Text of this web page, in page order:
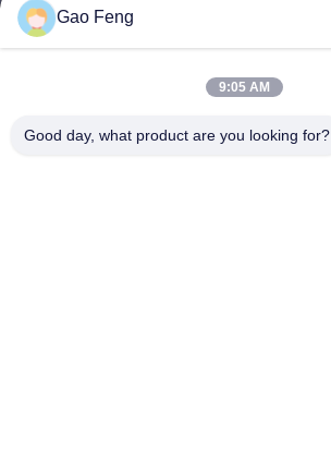
suli@sulidry.com
Gao Feng
9:05 AM
Good day, what product are you looking for?